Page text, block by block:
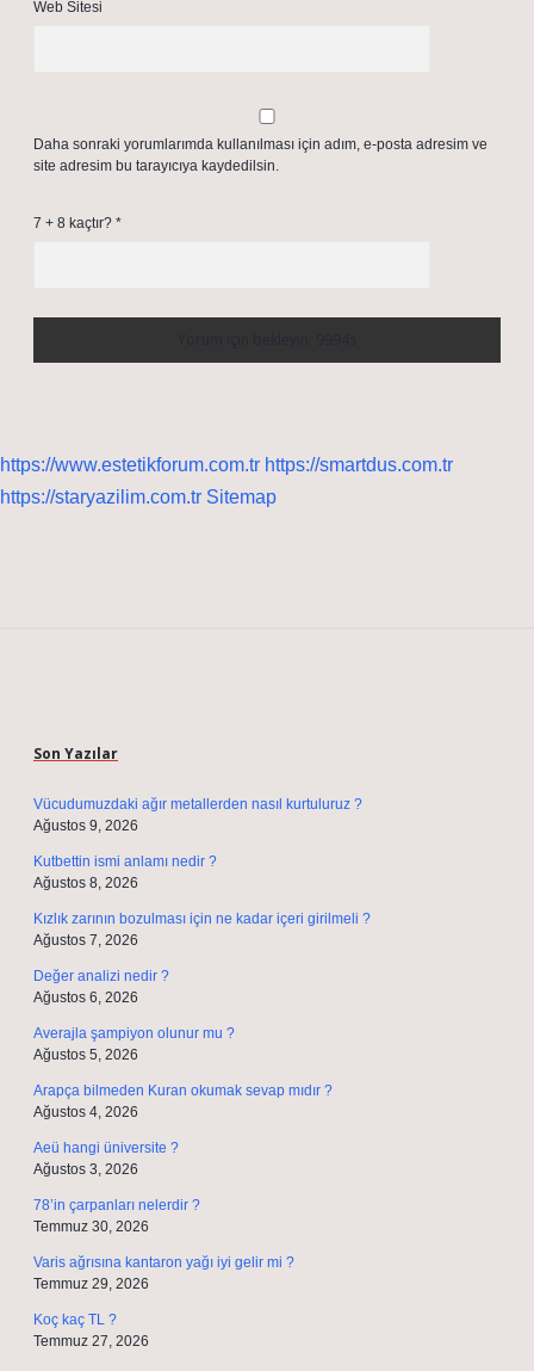
Web Sitesi
Daha sonraki yorumlarımda kullanılması için adım, e-posta adresim ve
site adresim bu tarayıcıya kaydedilsin.
7 + 8 kaçtır? *
https://www.estetikforum.com.tr https://smartdus.com.tr
https://staryazilim.com.tr Sitemap
Son Yazılar
Vücudumuzdaki ağır metallerden nasıl kurtuluruz ?
Ağustos 9, 2026
Kutbettin ismi anlamı nedir ?
Ağustos 8, 2026
Kızlık zarının bozulması için ne kadar içeri girilmeli ?
Ağustos 7, 2026
Değer analizi nedir ?
Ağustos 6, 2026
Averajla şampiyon olunur mu ?
Ağustos 5, 2026
Arapça bilmeden Kuran okumak sevap mıdır ?
Ağustos 4, 2026
Aeü hangi üniversite ?
Ağustos 3, 2026
78’in çarpanları nelerdir ?
Temmuz 30, 2026
Varis ağrısına kantaron yağı iyi gelir mi ?
Temmuz 29, 2026
Koç kaç TL ?
Temmuz 27, 2026